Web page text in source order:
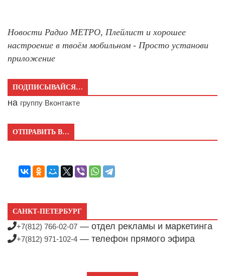
Новости Радио МЕТРО, Плейлист и хорошее
настроение в твоём мобильном - Просто установи
приложение
ПОДПИСЫВАЙСЯ…
на группу Вконтакте
ОТПРАВИТЬ В…
САНКТ-ПЕТЕРБУРГ
+7(812) 766-02-07 — отдел рекламы и маркетинга
+7(812) 971-102-4 — телефон прямого эфира